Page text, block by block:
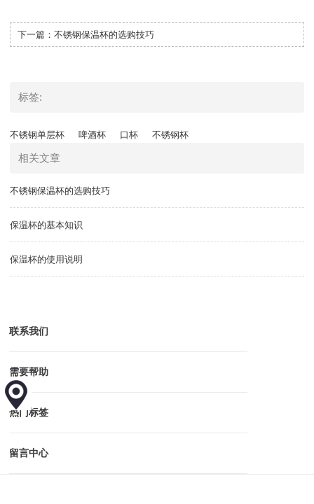
下一篇：不锈钢保温杯的选购技巧
标签:
不锈钢单层杯 啤酒杯 口杯 不锈钢杯
相关文章
不锈钢保温杯的选购技巧
保温杯的基本知识
保温杯的使用说明
联系我们
需要帮助
热门标签
留言中心